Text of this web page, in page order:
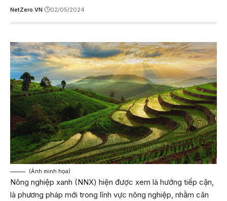
NetZero.VN 02/05/2024
(Ảnh minh họa)
Nông nghiệp xanh (NNX) hiện được xem là hướng tiếp cận,
là phương pháp mới trong lĩnh vực nông nghiệp, nhằm cân